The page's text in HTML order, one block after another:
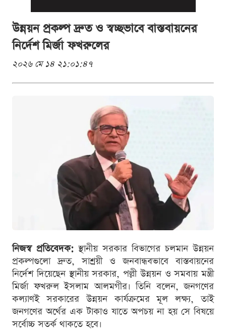
উন্নয়ন প্রকল্প দ্রুত ও স্বচ্ছভাবে বাস্তবায়নের
নির্দেশ মির্জা ফখরুলের
২০২৬ মে ১৪ ২১:০১:৪৭
নিজস্ব প্রতিবেদক: স্থানীয় সরকার বিভাগের চলমান উন্নয়ন
প্রকল্পগুলো দ্রুত, সাশ্রয়ী ও জনবান্ধবভাবে বাস্তবায়নের
নির্দেশ দিয়েছেন স্থানীয় সরকার, পল্লী উন্নয়ন ও সমবায় মন্ত্রী
মির্জা ফখরুল ইসলাম আলমগীর। তিনি বলেন, জনগণের
কল্যাণই সরকারের উন্নয়ন কার্যক্রমের মূল লক্ষ্য, তাই
জনগণের অর্থের এক টাকাও যাতে অপচয় না হয় সে বিষয়ে
সর্বোচ্চ সতর্ক থাকতে হবে।